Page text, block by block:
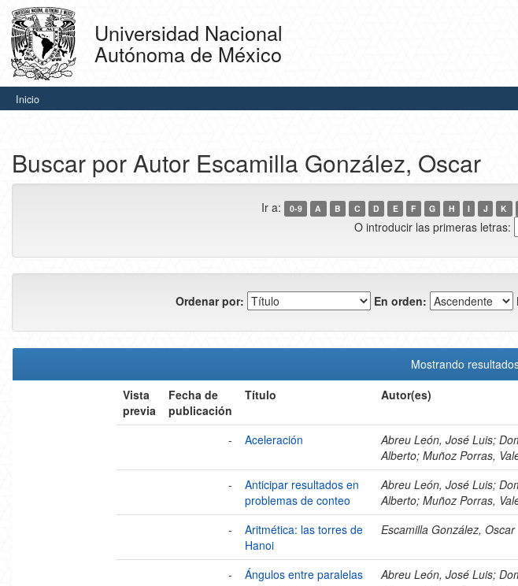
Skip
navigation
Universidad Nacional
Autónoma de México
Inicio
Buscar por Autor Escamilla González, Oscar
Ir a: 0-9 A B C D E F G H I J K
O introducir las primeras letras:
Ordenar por: En orden:
Mostrando
Vista
previa
Fecha de
publicación
Título Autor(es)
- Aceleración
Abreu León, José Luis;
Alberto; Muñoz Porras,
-
Anticipar resultados en
problemas de conteo
Abreu León, José Luis;
Alberto; Muñoz Porras,
-
Aritmética: las torres de
Hanoi
Escamilla González, Oscar
-
Ángulos entre paralelas
Abreu León, José Luis;